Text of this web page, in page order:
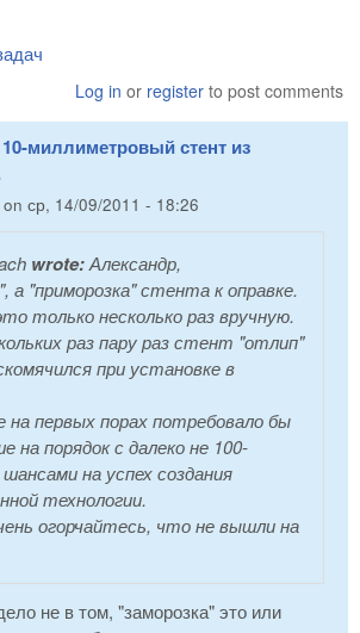
Log in or register to post comments
10-миллиметровый стент из
on ср, 14/09/2011 - 18:26
wrote:Александр,
а "приморозка" стента к оправке.
только несколько раз вручную.
раз пару раз стент "отлип"
при установке в
на первых порах потребовало бы
на порядок с далеко не 100-
на успех создания
технологии.
огорчайтесь, что не вышли на
не в том, "заморозка" это или